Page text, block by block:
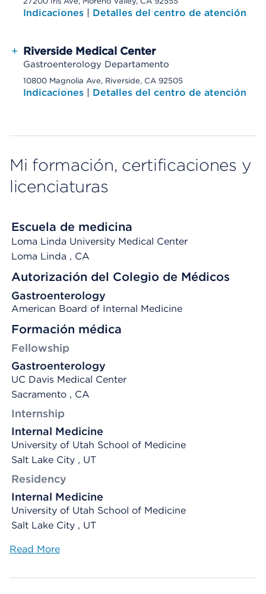
Indicaciones | Detalles del centro de atención
+ Riverside Medical Center
Gastroenterology Departamento
10800 Magnolia Ave, Riverside, CA 92505
Indicaciones | Detalles del centro de atención
Mi formación, certificaciones y
licenciaturas
Escuela de medicina
Loma Linda University Medical Center
Loma Linda , CA
Autorización del Colegio de Médicos
Gastroenterology
American Board of Internal Medicine
Formación médica
Fellowship
Gastroenterology
UC Davis Medical Center
Sacramento , CA
Internship
Internal Medicine
University of Utah School of Medicine
Salt Lake City , UT
Residency
Internal Medicine
University of Utah School of Medicine
Salt Lake City , UT
Read More